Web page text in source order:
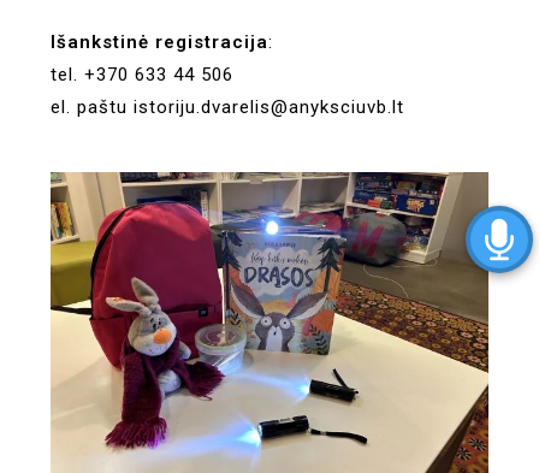
Išankstinė registracija:
tel. +370 633 44 506
el. paštu istoriju.dvarelis@anyksciuvb.lt